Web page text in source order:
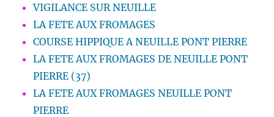
VIGILANCE SUR NEUILLE
LA FETE AUX FROMAGES
COURSE HIPPIQUE A NEUILLE PONT PIERRE
LA FETE AUX FROMAGES DE NEUILLE PONT
PIERRE (37)
LA FETE AUX FROMAGES NEUILLE PONT
PIERRE